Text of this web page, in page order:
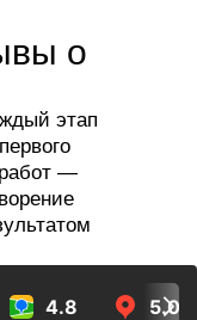
о
этап
—
4.8 5.0